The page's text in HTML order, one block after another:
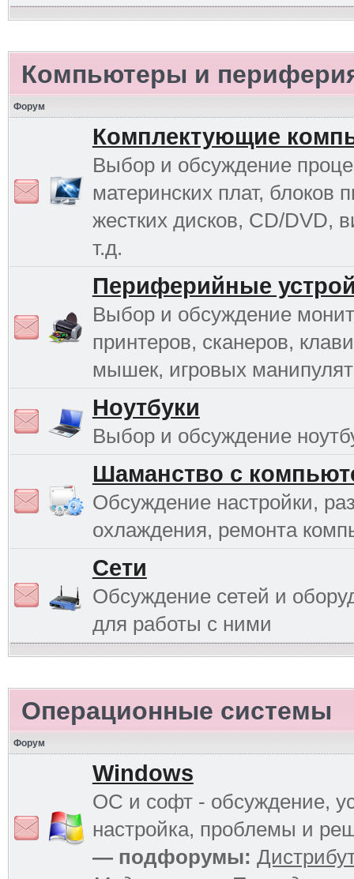
Компьютеры и
Форум
Комплектующие
Выбор и обсуждение
материнских плат, блоков
жестких дисков, CD/DVD,
т.д.
Периферийные
Выбор и обсуждение
принтеров, сканеров,
мышек, игровых
Ноутбуки
Выбор и обсуждение
Шаманство с
Обсуждение настройки,
охлаждения, ремонта
Сети
Обсуждение сетей и
для работы с ними
Операционные системы
Форум
Windows
ОС и софт - обсуждение,
настройка, проблемы и
— подфорумы: